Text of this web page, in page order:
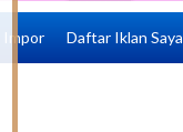
Impor Daftar Iklan Saya